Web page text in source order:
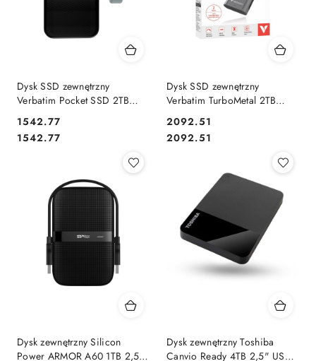
Dysk SSD zewnętrzny
Verbatim Pocket SSD 2TB
USB-C 3.2 Gen 2 czarny/szary
Cena:
1542.77
Cena:
1542.77
Dysk SSD zewnętrzny
Verbatim TurboMetal 2TB
USB4 Type-C szary
Cena:
2092.51
Cena:
2092.51
Dysk zewnętrzny Silicon
Power ARMOR A60 1TB 2,5"
Dysk zewnętrzny Toshiba
Canvio Ready 4TB 2,5" USB